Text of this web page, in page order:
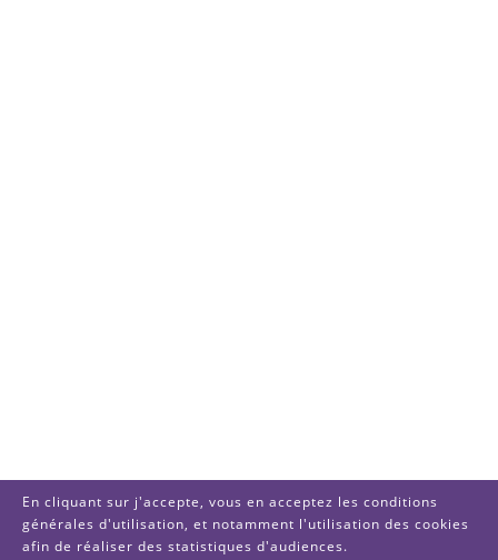
En cliquant sur j'accepte, vous en acceptez les conditions
générales d'utilisation, et notamment l'utilisation des cookies
afin de réaliser des statistiques d'audiences.